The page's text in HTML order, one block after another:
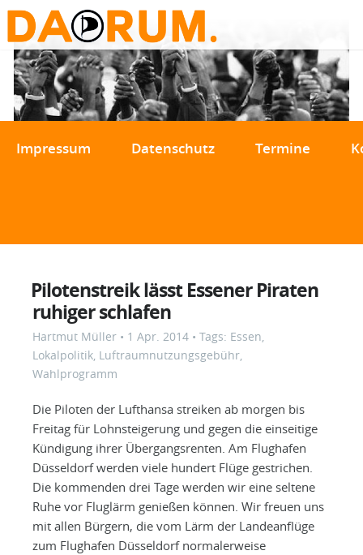
Impressum Datenschutz Termine
Pilotenstreik lässt Essener Piraten
ruhiger schlafen
Hartmut Müller • 1 Apr. 2014 • Tags: Essen,
Lokalpolitik, Luftraumnutzungsgebühr,
Wahlprogramm
Die Piloten der Lufthansa streiken ab morgen bis
Freitag für Lohnsteigerung und gegen die einseitige
Kündigung ihrer Übergangsrenten. Am Flughafen
Düsseldorf werden viele hundert Flüge gestrichen.
Die kommenden drei Tage werden wir eine seltene
Ruhe vor Fluglärm genießen können. Wir freuen uns
mit allen Bürgern, die vom Lärm der Landeanflüge
zum Flughafen Düsseldorf normalerweise